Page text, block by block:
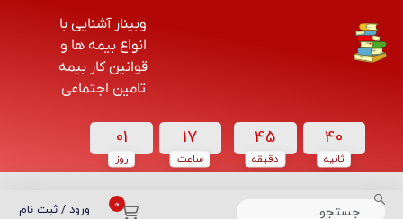
وبینار آشنایی با
انواع بیمه ها و
قوانین کار بیمه
تامین اجتماعی
01
روز
17
ساعت‌
45
دقیقه
39
ثانیه
ورود / ثبت نام
دسته بندی دوره‌ها